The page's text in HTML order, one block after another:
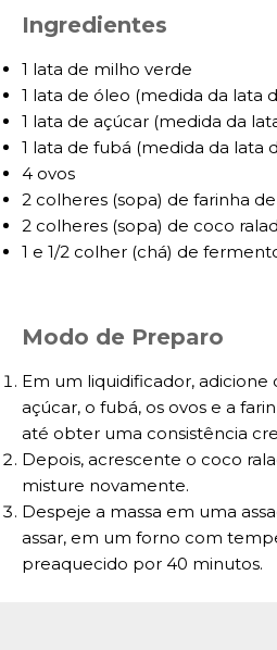
Ingredientes
1 lata de milho verde
1 lata de óleo (medida da lata
1 lata de açúcar (medida da
1 lata de fubá (medida da lata
4 ovos
2 colheres (sopa) de farinha
2 colheres (sopa) de coco
1 e 1/2 colher (chá) de
Modo de Preparo
Em um liquidificador, adicione
açúcar, o fubá, os ovos e a
até obter uma consistência
Depois, acrescente o coco
misture novamente.
Despeje a massa em uma
assar, em um forno com
preaquecido por 40 minutos.